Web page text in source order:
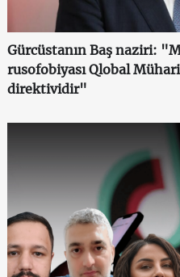
Gürcüstanın Baş naziri:
rusofobiyası Qlobal
direktividir"